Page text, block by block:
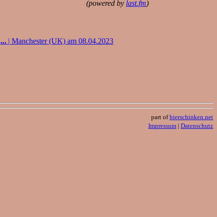
(powered by last.fm)
| Manchester (UK) am 08.04.2023
part ofbierschinken.net
Impressum | Datenschutz